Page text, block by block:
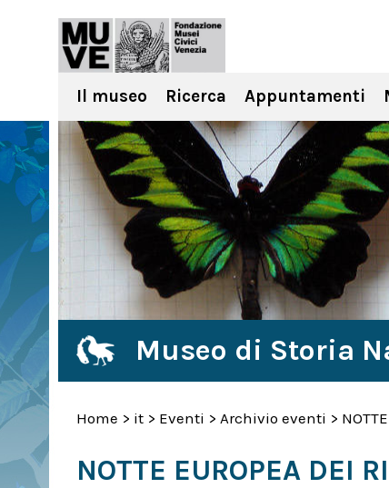
Il museo Ricerca Appuntamenti
Museo di Storia
Home > it > Eventi > Archivio eventi >
NOTTE EUROPEA DEI